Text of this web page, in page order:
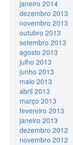
janeiro 2014
dezembro 2013
novembro 2013
outubro 2013
setembro 2013
agosto 2013
julho 2013
junho 2013
maio 2013
abril 2013
março 2013
fevereiro 2013
janeiro 2013
dezembro 2012
novembro 2012